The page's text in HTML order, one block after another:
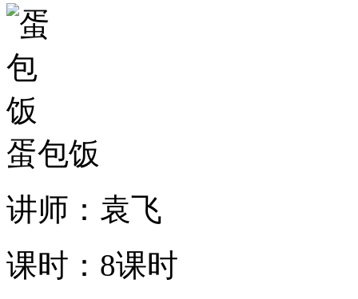
蛋包饭
讲师：袁飞
课时：8课时